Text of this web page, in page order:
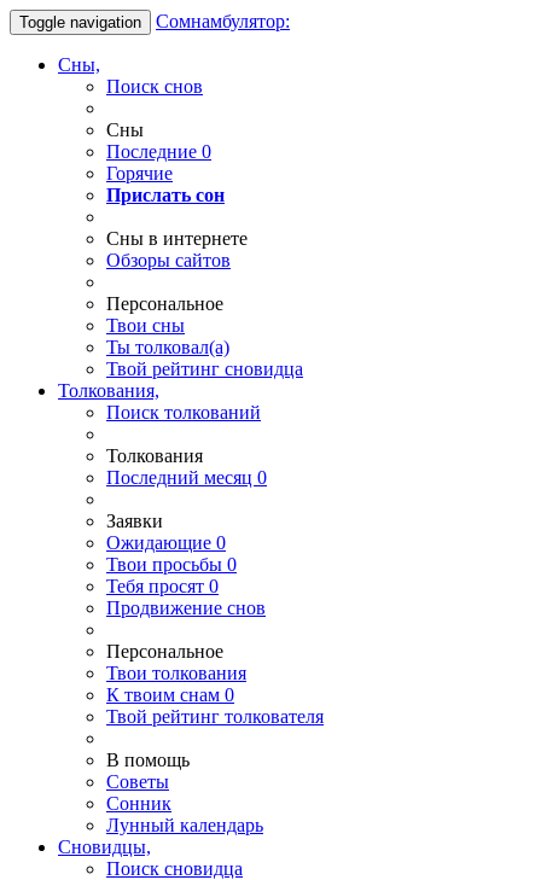
Toggle navigation Сомнамбулятор:
Сны,
Поиск снов
Сны
Последние 0
Горячие
Прислать сон
Сны в интернете
Обзоры сайтов
Персональное
Твои сны
Ты толковал(а)
Твой рейтинг сновидца
Толкования,
Поиск толкований
Толкования
Последний месяц 0
Заявки
Ожидающие 0
Твои просьбы 0
Тебя просят 0
Продвижение снов
Персональное
Твои толкования
К твоим снам 0
Твой рейтинг толкователя
В помощь
Советы
Сонник
Лунный календарь
Сновидцы,
Поиск сновидца